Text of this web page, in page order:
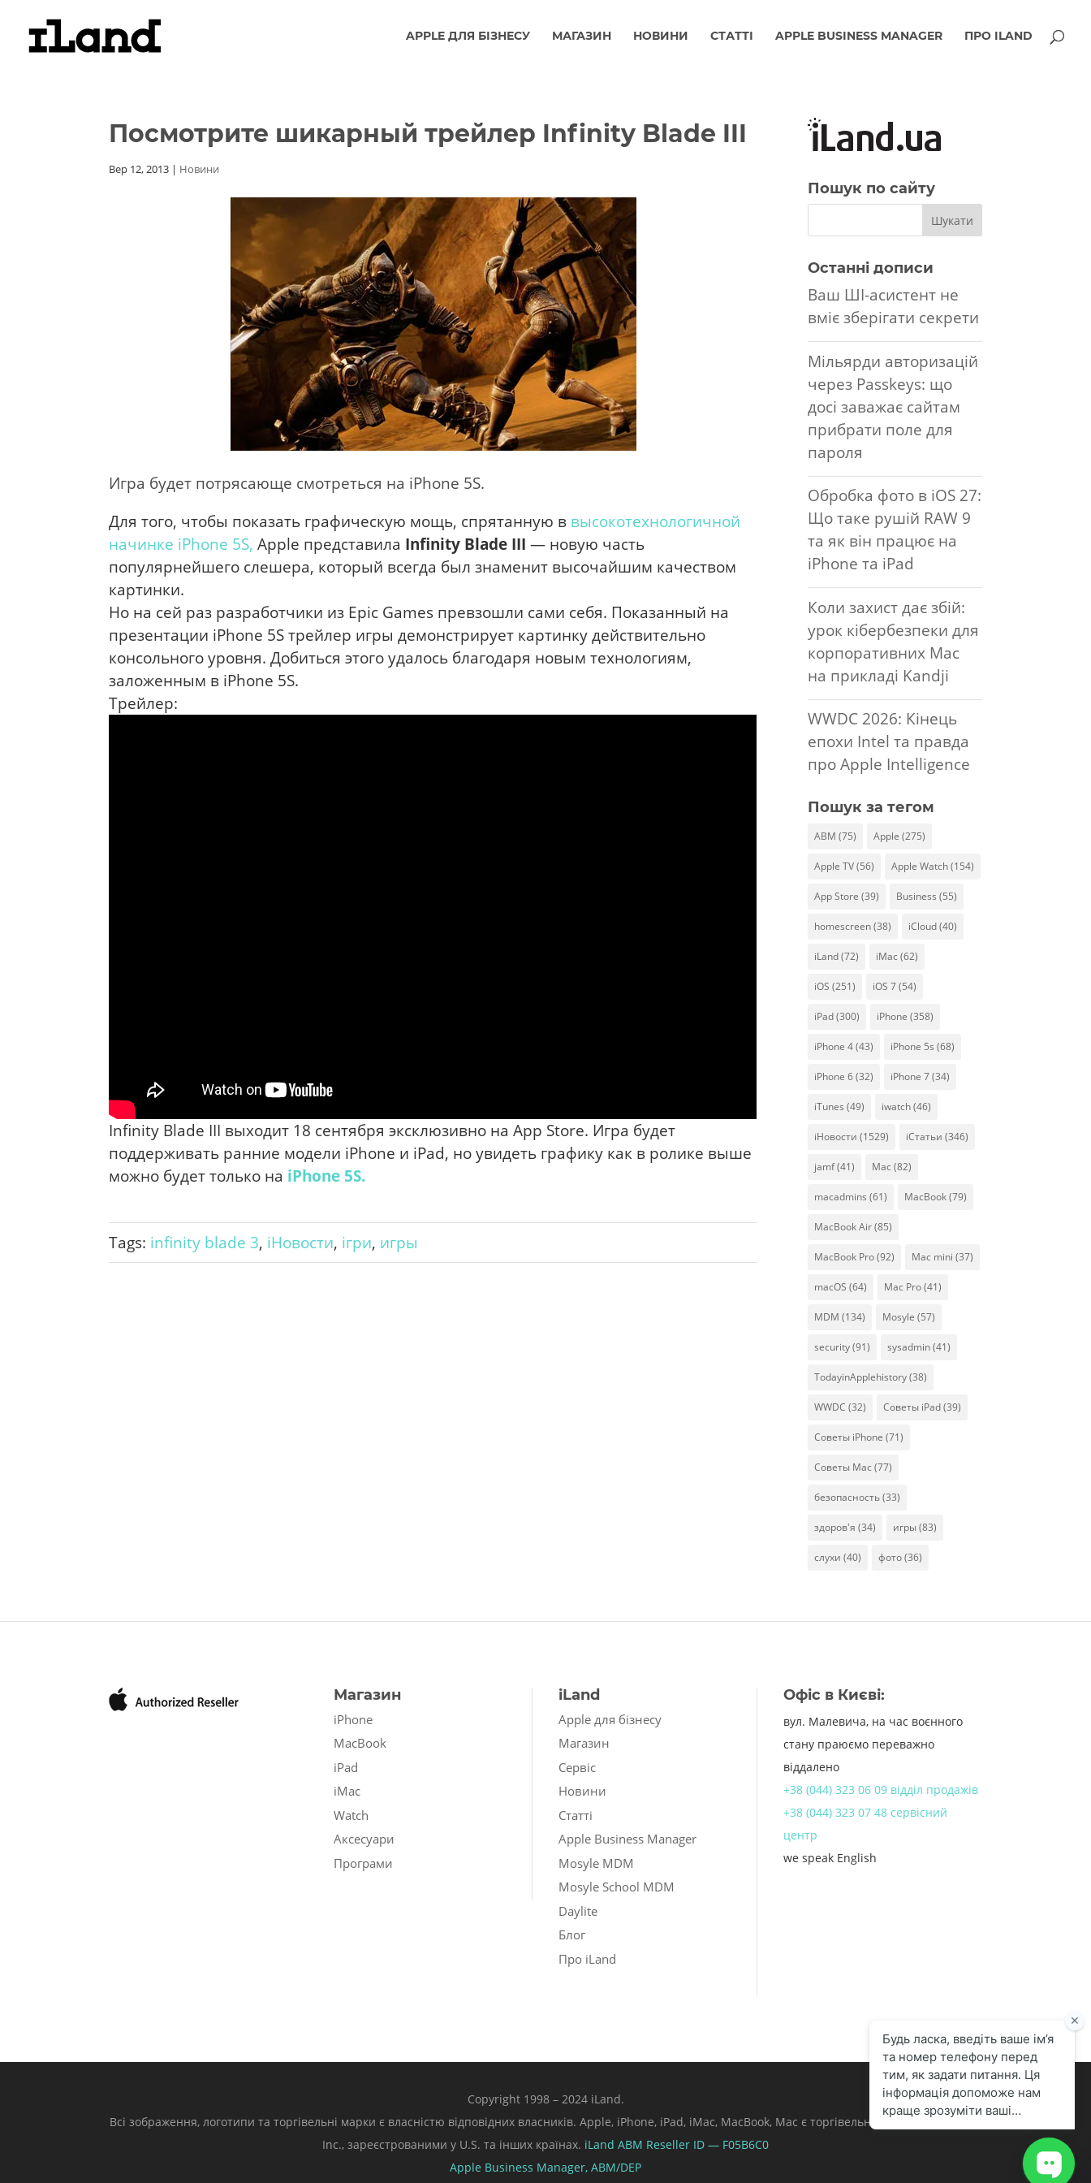
APPLE ДЛЯ БІЗНЕСУ МАГАЗИН НОВИНИ СТАТТІ APPLE BUSINESS MANAGER ПРО ILAND
Посмотрите шикарный трейлер Infinity Blade III
Вер 12, 2013 | Новини
Игра будет потрясающе смотреться на iPhone 5S.
Для того, чтобы показать графическую мощь, спрятанную в высокотехнологичной
начинке iPhone 5S, Apple представила Infinity Blade III — новую часть
популярнейшего слешера, который всегда был знаменит высочайшим качеством
картинки.
Но на сей раз разработчики из Epic Games превзошли сами себя. Показанный на
презентации iPhone 5S трейлер игры демонстрирует картинку действительно
консольного уровня. Добиться этого удалось благодаря новым технологиям,
заложенным в iPhone 5S.
Трейлер:
Infinity Blade III выходит 18 сентября эксклюзивно на App Store. Игра будет
поддерживать ранние модели iPhone и iPad, но увидеть графику как в ролике выше
можно будет только на iPhone 5S.
Tags: infinity blade 3, iНовости, ігри, игры
Пошук по сайту
Останні дописи
Ваш ШІ-асистент не
вміє зберігати секрети
Мільярди авторизацій
через Passkeys: що
досі заважає сайтам
прибрати поле для
пароля
Обробка фото в iOS 27:
Що таке рушій RAW 9
та як він працює на
iPhone та iPad
Коли захист дає збій:
урок кібербезпеки для
корпоративних Mac
на прикладі Kandji
WWDC 2026: Кінець
епохи Intel та правда
про Apple Intelligence
Пошук за тегом
ABM (75) Apple (275)
Apple TV(56) Apple Watch(154)
App Store (39) Business (55)
homescreen(38) iCloud(40)
iLand(72) iMac (62)
iOS (251) iOS 7(54)
iPad(300) iPhone (358)
iPhone 4(43) iPhone 5s (68)
iPhone 6(32) iPhone 7(34)
iTunes (49) iwatch(46)
iНовости (1529) iСтатьи (346)
jamf(41) Mac (82)
macadmins (61) MacBook(79)
MacBook Air(85)
MacBook Pro(92) Mac mini (37)
macOS (64) Mac Pro(41)
MDM (134) Mosyle (57)
security(91) sysadmin(41)
TodayinApplehistory(38)
WWDC (32) Советы iPad(39)
Советы iPhone (71)
Советы Mac (77)
безопасность(33)
здоров'я (34) игры(83)
слухи (40) фото(36)
Магазин
iPhone
MacBook
iPad
iMac
Watch
Аксесуари
Програми
iLand
Apple для бізнесу
Магазин
Сервіс
Новини
Статті
Apple Business Manager
Mosyle MDM
Mosyle School MDM
Daylite
Блог
Про iLand
Офіс в Києві:
вул. Малевича, на час воєнного
стану праюємо переважно
віддалено
+38 (044) 323 06 09 відділ продажів
+38 (044) 323 07 48 сервісний
центр
we speak English
Copyright 1998 – 2024 iLand.
Всі зображення, логотипи та торгівельні марки є власністю відповідних власників. Apple, iPhone, iPad, iMac, MacBook, Mac є торгівельними марками Apple
Inc., зареєстрованими у U.S. та інших країнах. iLand ABM Reseller ID — F05B6C0
Apple Business Manager, ABM/DEP